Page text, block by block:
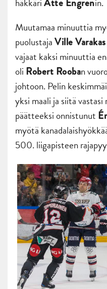
Atte Engren
Muutamaa minuuttia
puolustajaVille Varakas
vajaat kaksi minuuttia
oli Robert Rooban
johtoon. Pelin
yksi maali ja siitä
päätteeksi onnistunut
myötä
500. liigapisteen